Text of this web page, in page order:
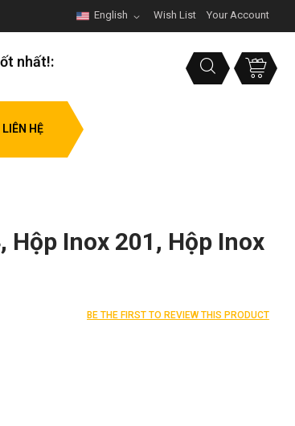
Wish List Your Account
English
nhất!:
LIÊN HỆ
Inox 201, Hộp Inox
BE THE FIRST TO REVIEW THIS PRODUCT